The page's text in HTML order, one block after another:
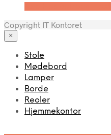
Copyright IT Kontoret
×
Stole
Mødebord
Lamper
Borde
Reoler
Hjemmekontor